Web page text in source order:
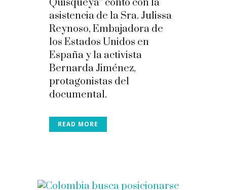
Quisqueya” contó con la
asistencia de la Sra. Julissa
Reynoso, Embajadora de
los Estados Unidos en
España y la activista
Bernarda Jiménez,
protagonistas del
documental.
READ MORE